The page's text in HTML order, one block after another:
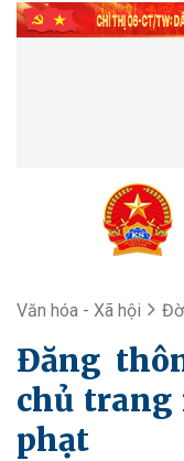
Văn hóa - Xã hội
Đăng
chủ
phạt